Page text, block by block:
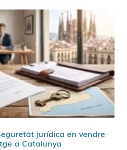
jurídica en vendre
a Catalunya